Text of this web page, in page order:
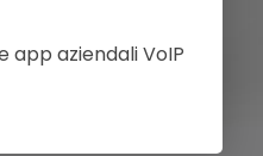
app aziendali VoIP